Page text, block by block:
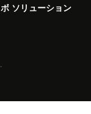
ソリューション